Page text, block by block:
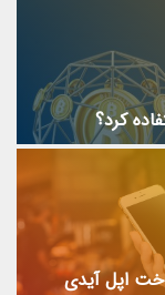
کرد؟
اپل آیدی